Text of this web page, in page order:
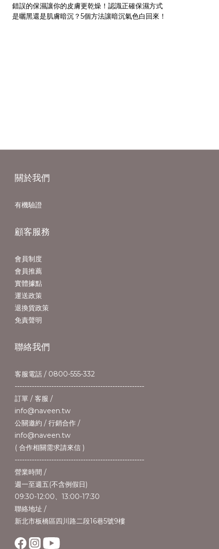
錯誤的保濕讓你的皮膚更乾燥！認識正確保濕方式
是曬黑還是肌膚暗沉？5個方法讓暗沉氣色白回來！
關於我們
有機驗證
顧客服務
會員制度
會員推薦
實體據點
運送政策
退換貨政策
免責聲明
聯絡我們
客服電話 / 0800-555-332
-----------------------------------------------------
訂單 / 客服 /
info@naveen.tw
公關邀約 / 行銷合作 /
info@naveen.tw
( 合作相關需求請來信 )
-----------------------------------------------------
營業時間 /
週一至週五(不含例假日)
09:30-12:00、13:00-17:30
聯絡地址 /
新北市板橋區四川路二段16巷5號9樓